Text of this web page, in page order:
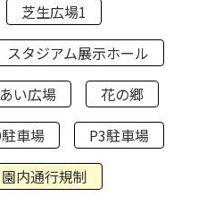
芝生広場1
スタジアム展示ホール
い広場
花の郷
車場
P3駐車場
園内通行規制